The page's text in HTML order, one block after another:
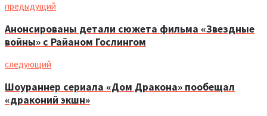
предыдущий
Анонсированы детали сюжета фильма «Звездные
войны» с Райаном Гослингом
следующий
Шоураннер сериала «Дом Дракона» пообещал
«драконий экшн»